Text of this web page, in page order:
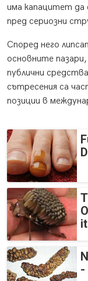
има капацитет да
пред сериозни
Според него
основните
публични
сътресения са
позиции в
it
-